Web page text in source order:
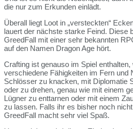
die nur zum Erkunden einlädt.
Überall liegt Loot in „versteckten“
lauert der nächste starke Feind. Diese
GreedFall mit einer sehr bekannten
auf den Namen Dragon Age hört.
Crafting ist genauso im Spiel
verschiedene Fähigkeiten im Fern und
Schlösser zu knacken, mit Diplomatie
oder zu drehen, genau wie mit einem
Lügner zu enttarnen oder mit einem
zu lassen. Falls ihr es bisher noch
GreedFall macht sehr viel Spaß.